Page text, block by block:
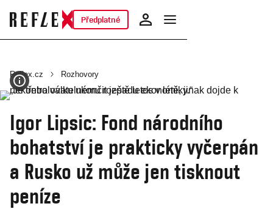
Předplatné
Reflex.cz Rozhovory
Igor Lipsic: Fond národního
bohatství je prakticky vyčerpán
a Rusko už může jen tisknout
peníze